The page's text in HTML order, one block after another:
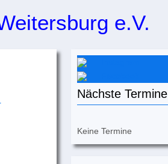
e.V.
Nächste Termine
Keine Termine